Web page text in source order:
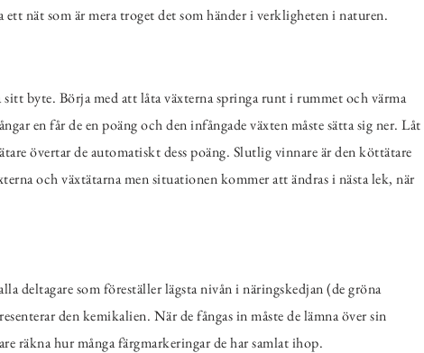
nät som är mera troget det som händer i verkligheten i naturen.
byte. Börja med att låta växterna springa runt i rummet och värma
en får de en poäng och den infångade växten måste sätta sig ner. Låt
övertar de automatiskt dess poäng. Slutlig vinnare är den köttätare
och växtätarna men situationen kommer att ändras i nästa lek, när
deltagare som föreställer lägsta nivån i näringskedjan (de gröna
den kemikalien. När de fångas in måste de lämna över sin
räkna hur många färgmarkeringar de har samlat ihop.